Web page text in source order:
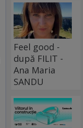
Feel good -
după FILIT -
Ana Maria
SANDU